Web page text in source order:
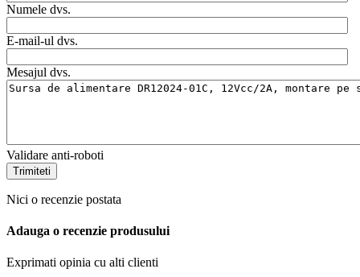
Numele dvs.
E-mail-ul dvs.
Mesajul dvs.
Validare anti-roboti
Trimiteti
Nici o recenzie postata
Adauga o recenzie produsului
Exprimati opinia cu alti clienti